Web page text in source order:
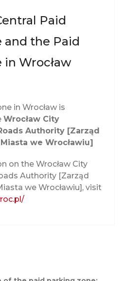
g
a
i
Paid
and the Paid
Wrocław
in Wrocław is
Wrocław City
Authority [Zarząd
we Wrocławiu]
on the Wrocław City
Authority [Zarząd
we Wrocławiu], visit